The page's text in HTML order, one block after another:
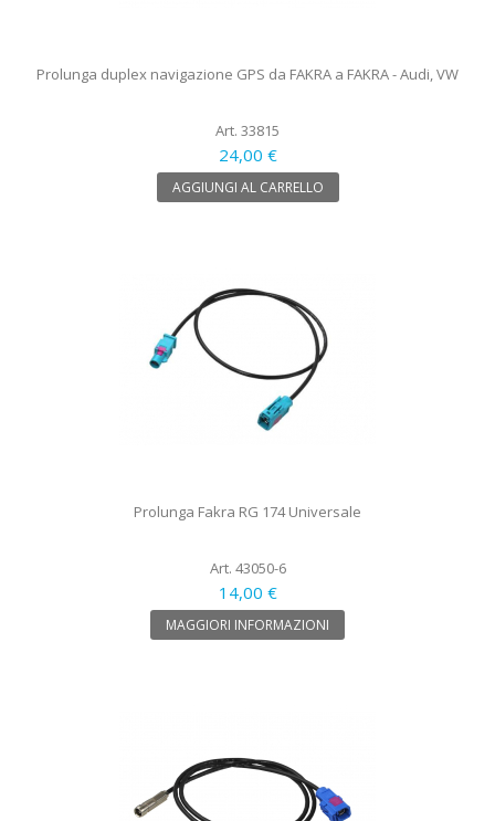
Prolunga duplex navigazione GPS da FAKRA a FAKRA - Audi, VW
Art. 33815
24,00 €
AGGIUNGI AL CARRELLO
Prolunga Fakra RG 174 Universale
Art. 43050-6
14,00 €
MAGGIORI INFORMAZIONI